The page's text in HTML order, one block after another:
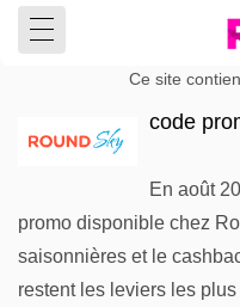
Ce site
code
En août
promo disponible chez
saisonnières et le
restent les leviers les